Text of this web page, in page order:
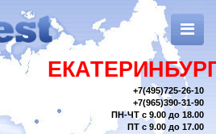
+7(495)725-26-10
+7(965)390-31-90
ПН-ЧТ с 9.00 до 18.00
ПТ с 9.00 до 17.00